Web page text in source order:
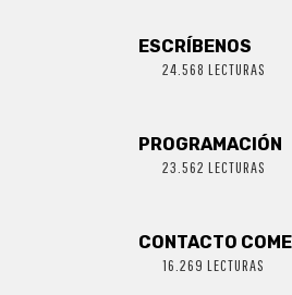
ESCRÍBENOS
24.568 LECTURAS
PROGRAMACIÓN
23.562 LECTURAS
CONTACTO
16.269 LECTURAS